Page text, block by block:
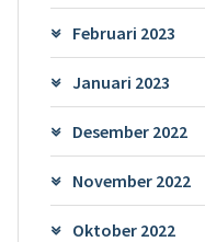
Februari 2023
Januari 2023
Desember 2022
November 2022
Oktober 2022